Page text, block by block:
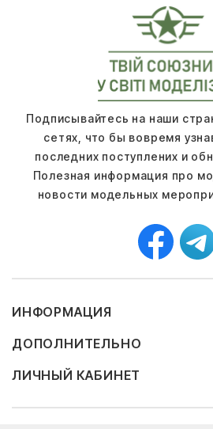
Подписывайтесь на наши
сетях, что бы вовремя
последних поступлених и
Полезная информация про
новости модельных
ИНФОРМАЦИЯ
ДОПОЛНИТЕЛЬНО
ЛИЧНЫЙ КАБИНЕТ